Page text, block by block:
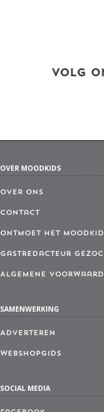
VOLG
OVER MOODKIDS
Over ons
Contact
Ontmoet het
Gastredacteur
Algemene
SAMENWERKING
Adverteren
Webshopgids
SOCIAL MEDIA